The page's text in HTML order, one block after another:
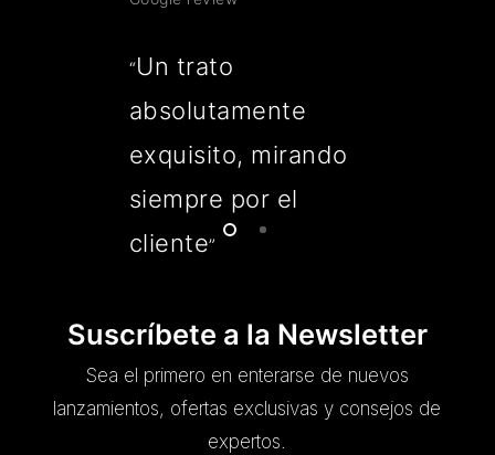
“Un trato
absolutamente
exquisito, mirando
siempre por el
cliente”
Suscríbete a la Newsletter
Sea el primero en enterarse de nuevos
lanzamientos, ofertas exclusivas y consejos de
expertos.